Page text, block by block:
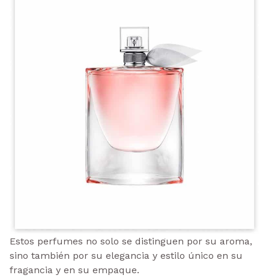
Estos perfumes no solo se distinguen por su aroma,
sino también por su elegancia y estilo único en su
fragancia y en su empaque.